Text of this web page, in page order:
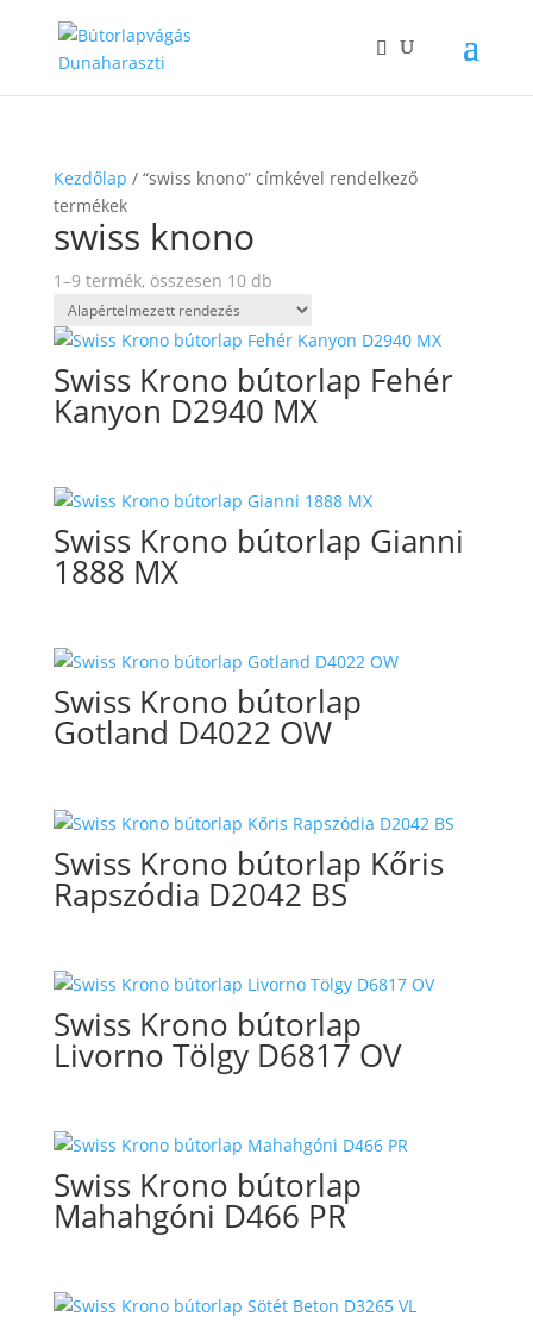
Kezdőlap / “swiss knono” címkével rendelkező
termékek
swiss knono
1–9 termék, összesen 10 db
Swiss Krono bútorlap Fehér
Kanyon D2940 MX
Swiss Krono bútorlap Gianni
1888 MX
Swiss Krono bútorlap
Gotland D4022 OW
Swiss Krono bútorlap Kőris
Rapszódia D2042 BS
Swiss Krono bútorlap
Livorno Tölgy D6817 OV
Swiss Krono bútorlap
Mahahgóni D466 PR